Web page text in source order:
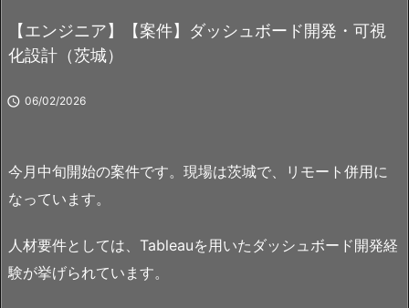
【エンジニア】【案件】ダッシュボード開発・可視
化設計（茨城）
 06/02/2026
今月中旬開始の案件です。現場は茨城で、リモート併用に
なっています。
人材要件としては、Tableauを用いたダッシュボード開発経
験が挙げられています。